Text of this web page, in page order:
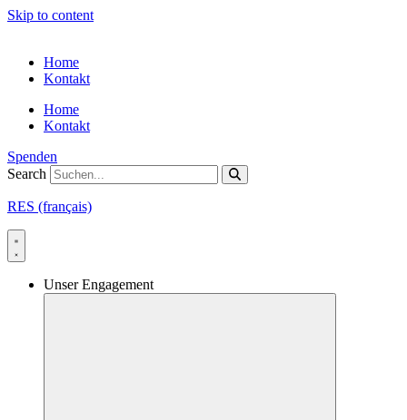
Skip to content
Home
Kontakt
Home
Kontakt
Spenden
Search
RES (français)
Unser Engagement